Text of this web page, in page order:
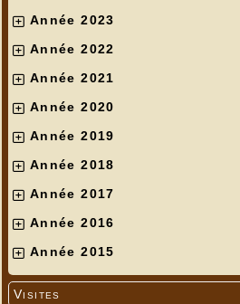
Année 2023
Année 2022
Année 2021
Année 2020
Année 2019
Année 2018
Année 2017
Année 2016
Année 2015
Visites